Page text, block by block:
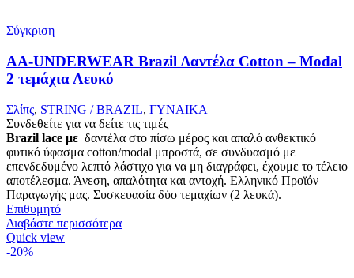
Σύγκριση
AA-UNDERWEAR Brazil Δαντέλα Cotton – Modal
2 τεμάχια Λευκό
Σλίπς, STRING / BRAZIL, ΓΥΝΑΙΚΑ
Συνδεθείτε για να δείτε τις τιμές
Brazil lace με δαντέλα στο πίσω μέρος και απαλό ανθεκτικό
φυτικό ύφασμα cotton/modal μπροστά, σε συνδυασμό με
επενδεδυμένο λεπτό λάστιχο για να μη διαγράφει, έχουμε το τέλειο
αποτέλεσμα. Άνεση, απαλότητα και αντοχή. Ελληνικό Προϊόν
Παραγωγής μας. Συσκευασία δύο τεμαχίων (2 λευκά).
Επιθυμητό
Διαβάστε περισσότερα
Quick view
-20%